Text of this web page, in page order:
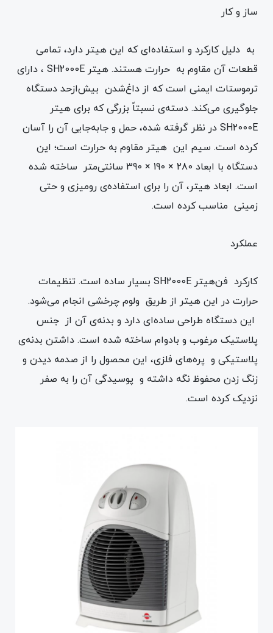
ساز و کار
به دلیل کارکرد و استفاده‌ای که این ‌هیتر دارد، تمامی
قطعات آن مقاوم به حرارت هستند. ‌هیتر SH2000E ، دارای
ترموستات ایمنی است که از داغ‌شدن بیش‌ازحد دستگاه
جلوگیری می‌کند. دسته‌ی نسبتاً بزرگی که برای ‌هیتر
SH2000E در نظر گرفته شده، حمل و جابه‌جایی آن را آسان
کرده است. سیم‌ این ‌هیتر مقاوم به حرارت است؛ این
دستگاه با ابعاد 280 × 190 × 390 سانتی‌متر ساخته شده
است. ابعاد ‌هیتر، آن را برای استفاده‌ی رومیزی و حتی
زمینی مناسب کرده است.
عملکرد
کارکرد فن‌‌هیتر SH2000E بسیار ساده است. تنظیمات
حرارت در این ‌هیتر از طریق ولوم چرخشی انجام می‌شود.
این دستگاه طراحی ساده‌ای دارد و بدنه‌ی آن از جنس
پلاستیک مرغوب و بادوام ساخته شده است. داشتن بدنه‌ی
پلاستیکی و پره‌های فلزی، این محصول را از صدمه دیدن و
زنگ زدن محفوظ نگه داشته و پوسیدگی آن را به صفر
نزدیک کرده است.